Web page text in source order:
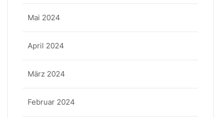
Mai 2024
April 2024
März 2024
Februar 2024